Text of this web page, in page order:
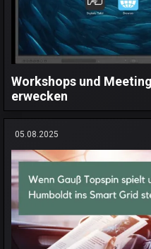
Workshops und
erwecken
05.08.2025